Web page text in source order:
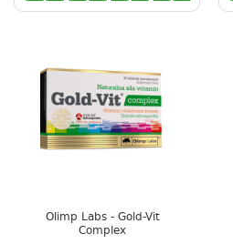
Olimp Labs - Gold-Vit
Complex